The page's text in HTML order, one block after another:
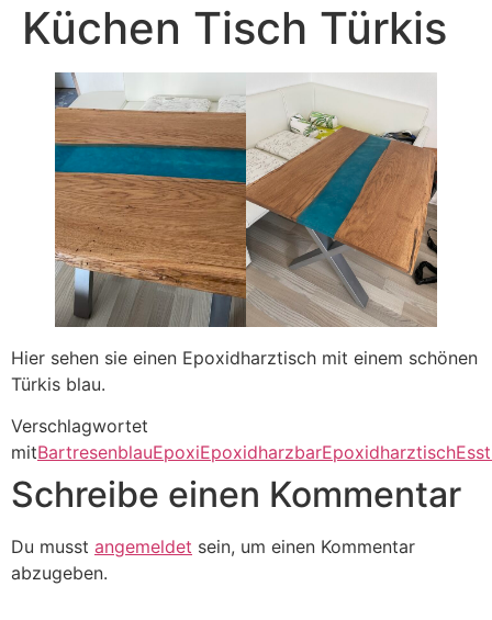
Küchen Tisch Türkis
Hier sehen sie einen Epoxidharztisch mit einem schönen
Türkis blau.
Verschlagwortet
mitBartresenblauEpoxiEpoxidharzbarEpoxidharztisch
Schreibe einen Kommentar
Du musst angemeldet sein, um einen Kommentar
abzugeben.